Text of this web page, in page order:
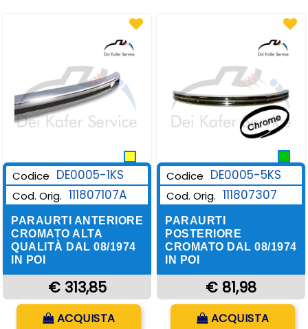
Codice DE0005-1KS
Cod. Orig. 111807107A
PARAURTI ANTERIORE
CROMATO ALTA
QUALITÀ DAL 08/1974
IN POI
€ 313,85
Quantità
ACQUISTA
Codice DE0005-5KS
Cod. Orig. 111807307
PARAURTI
POSTERIORE
CROMATO DAL 08/1974
IN POI
€ 81,98
Quantità
ACQUISTA